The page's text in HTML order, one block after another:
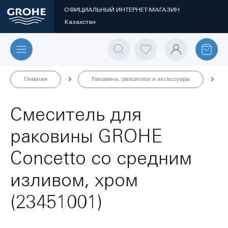
ОФИЦИАЛЬНЫЙ ИНТЕРНЕТ-МАГАЗИН
Казахстан
Главная Раковина, смесители и аксессуары
Смеситель для
раковины GROHE
Concetto со средним
изливом, хром
(23451001)